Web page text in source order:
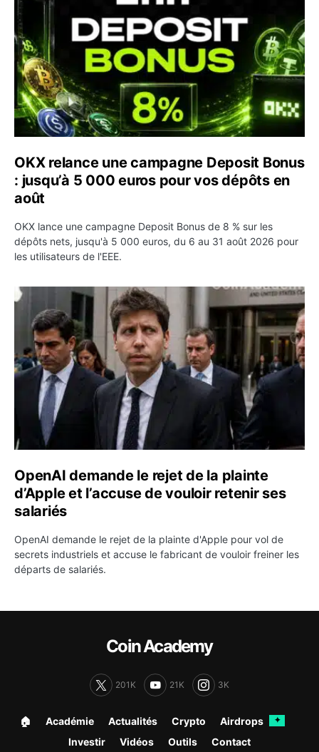
OKX relance une campagne Deposit Bonus
: jusqu’à 5 000 euros pour vos dépôts en
août
OKX lance une campagne Deposit Bonus de 8 % sur les
dépôts nets, jusqu'à 5 000 euros, du 6 au 31 août 2026 pour
les utilisateurs de l'EEE.
OpenAI demande le rejet de la plainte d’Apple et
OpenAI demande le rejet de la plainte
d’Apple et l’accuse de vouloir retenir ses
salariés
OpenAI demande le rejet de la plainte d'Apple pour vol de
secrets industriels et accuse le fabricant de vouloir freiner les
départs de salariés.
Coin Academy
201K 21K 3K
🏠︎ Académie Actualités Crypto Airdrops ✦
Investir Vidéos Outils Contact